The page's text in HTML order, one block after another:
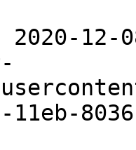
2020-
11eb-